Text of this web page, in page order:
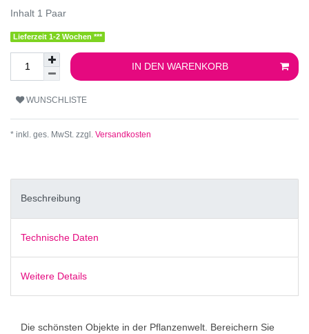
Inhalt 1 Paar
Lieferzeit 1-2 Wochen ***
IN DEN WARENKORB
WUNSCHLISTE
* inkl. ges. MwSt. zzgl. Versandkosten
Beschreibung
Technische Daten
Weitere Details
Die schönsten Objekte in der Pflanzenwelt. Bereichern Sie